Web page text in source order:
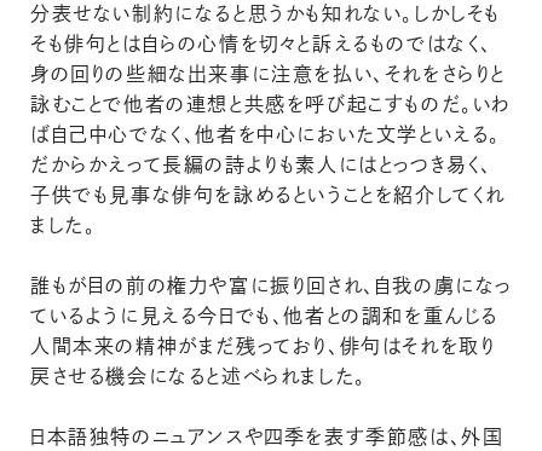
分表せない制約になると思うかも知れない。しかしそも
そも俳句とは自らの心情を切々と訴えるものではなく、
身の回りの些細な出来事に注意を払い、それをさらりと
詠むことで他者の連想と共感を呼び起こすものだ。いわ
ば自己中心でなく、他者を中心においた文学といえる。
だからかえって長編の詩よりも素人にはとっつき易く、
子供でも見事な俳句を詠めるということを紹介してくれ
ました。
誰もが目の前の権力や富に振り回され、自我の虜になっ
ているように見える今日でも、他者との調和を重んじる
人間本来の精神がまだ残っており、俳句はそれを取り
戻させる機会になると述べられました。
日本語独特のニュアンスや四季を表す季節感は、外国